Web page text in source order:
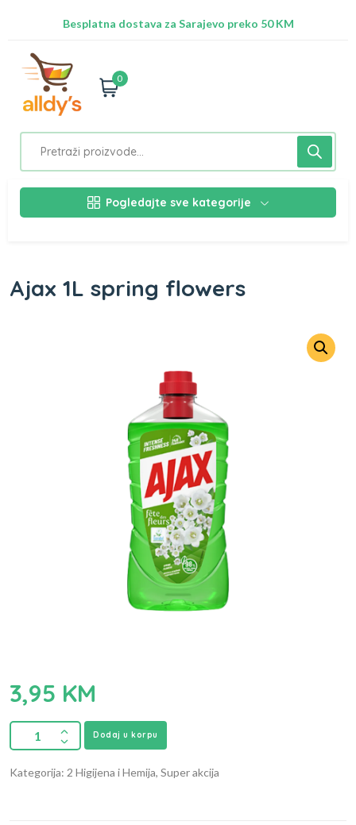
Besplatna dostava za Sarajevo preko 50 KM
0
Pogledajte sve kategorije
Ajax 1L spring flowers
3,95 KM
Dodaj u korpu
Kategorija: 2 Higijena i Hemija, Super akcija